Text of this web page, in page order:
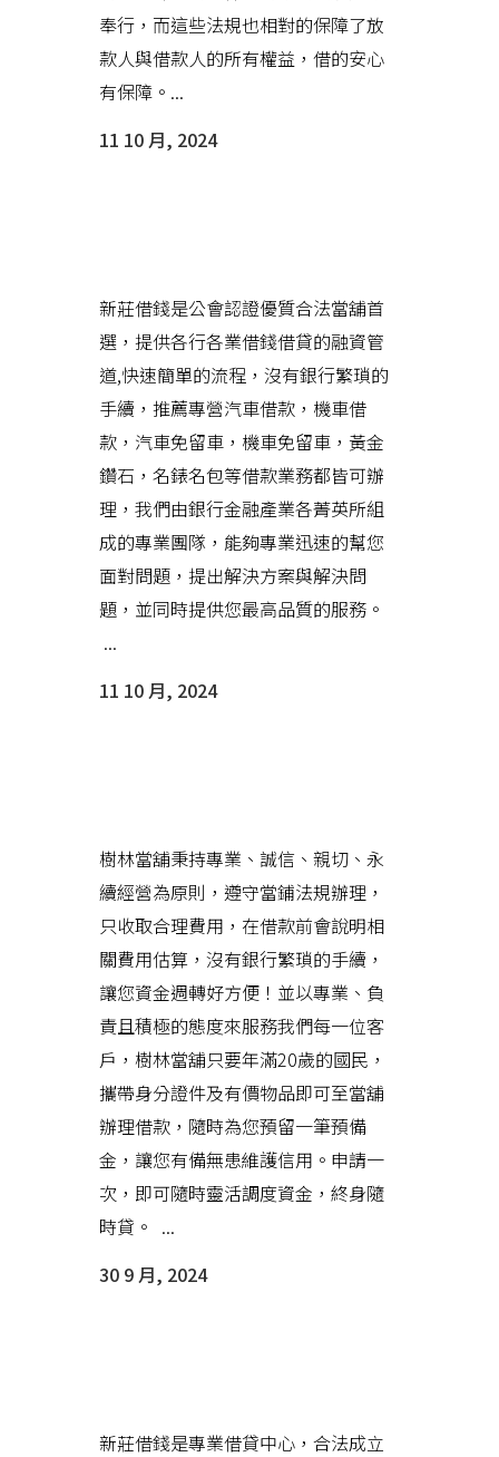
奉行，而這些法規也相對的保障了放
款人與借款人的所有權益，借的安心
有保障。...
11 10 月, 2024
新莊借錢是公會認證優質合法當舖首
選，提供各行各業借錢借貸的融資管
道,快速簡單的流程，沒有銀行繁瑣的
手續，推薦專營汽車借款，機車借
款，汽車免留車，機車免留車，黃金
鑽石，名錶名包等借款業務都皆可辦
理，我們由銀行金融產業各菁英所組
成的專業團隊，能夠專業迅速的幫您
面對問題，提出解決方案與解決問
題，並同時提供您最高品質的服務。
...
11 10 月, 2024
樹林當舖秉持專業、誠信、親切、永
續經營為原則，遵守當鋪法規辦理，
只收取合理費用，在借款前會說明相
關費用估算，沒有銀行繁瑣的手續，
讓您資金週轉好方便！並以專業、負
責且積極的態度來服務我們每一位客
戶，樹林當舖只要年滿20歲的國民，
攜帶身分證件及有價物品即可至當舖
辦理借款，隨時為您預留一筆預備
金，讓您有備無患維護信用。申請一
次，即可隨時靈活調度資金，終身隨
時貸。 ...
30 9 月, 2024
新莊借錢是專業借貸中心，合法成立